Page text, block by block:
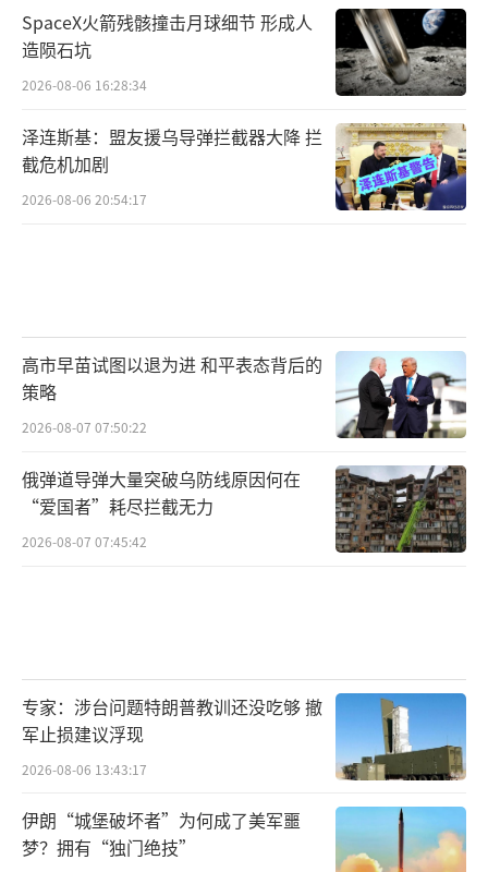
SpaceX火箭残骸撞击月球细节 形成人
造陨石坑
2026-08-06 16:28:34
泽连斯基：盟友援乌导弹拦截器大降 拦
截危机加剧
2026-08-06 20:54:17
高市早苗试图以退为进 和平表态背后的
策略
2026-08-07 07:50:22
俄弹道导弹大量突破乌防线原因何在
“爱国者”耗尽拦截无力
2026-08-07 07:45:42
专家：涉台问题特朗普教训还没吃够 撤
军止损建议浮现
2026-08-06 13:43:17
伊朗“城堡破坏者”为何成了美军噩
梦？拥有“独门绝技”